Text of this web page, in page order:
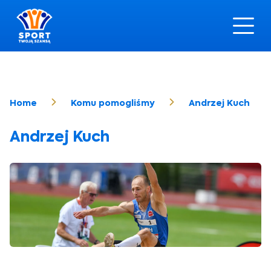
Home Komu pomogliśmy Andrzej Kuch
Andrzej Kuch